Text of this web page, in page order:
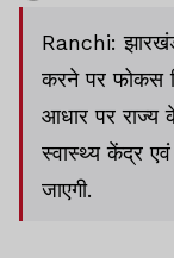
Ranchi:
करने पर फोकस
आधार पर राज्य
स्वास्थ्य केंद्र
जाएगी.